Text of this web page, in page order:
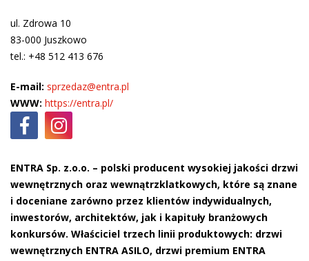
ul. Zdrowa 10
83-000 Juszkowo
tel.: +48 512 413 676
E-mail: sprzedaz@entra.pl
WWW: https://entra.pl/
ENTRA Sp. z.o.o. – polski producent wysokiej jakości drzwi
wewnętrznych oraz wewnątrzklatkowych, które są znane
i doceniane zarówno przez klientów indywidualnych,
inwestorów, architektów, jak i kapituły branżowych
konkursów. Właściciel trzech linii produktowych: drzwi
wewnętrznych ENTRA ASILO, drzwi premium ENTRA